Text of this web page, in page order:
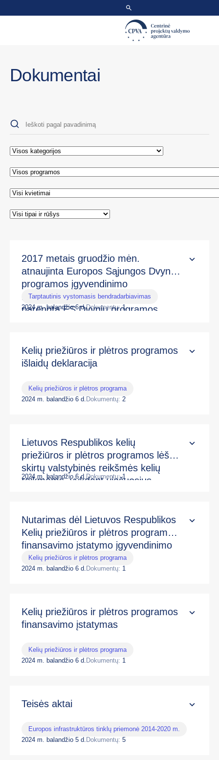
Dokumentai
2017 metais gruodžio mėn.
atnaujinta Europos Sąjungos Dvynių
programos įgyvendinimo
metodologija pagal 2012 m.
parengtą ES Dvynių programos
Tarptautinis vystomasis bendradarbiavimas
2024 m. balandžio 6 d.Dokumentų:1
Kelių priežiūros ir plėtros programos
išlaidų deklaracija
Kelių priežiūros ir plėtros programa
2024 m. balandžio 6 d. Dokumentų: 2
Lietuvos Respublikos kelių
priežiūros ir plėtros programos lėšų,
skirtų valstybinės reikšmės kelių
reikmėms, vykdant viešuosius
rugsėjo 29 d. Lietuvos Respublikos
susisiekimo ministro įsakymu Nr. 3-
582
2024 m. balandžio 6 d. Dokumentų:1
Nutarimas dėl Lietuvos Respublikos
Kelių priežiūros ir plėtros programos
finansavimo įstatymo įgyvendinimo
Kelių priežiūros ir plėtros programa
2024 m. balandžio 6 d. Dokumentų: 1
Kelių priežiūros ir plėtros programos
finansavimo įstatymas
Kelių priežiūros ir plėtros programa
2024 m. balandžio 6 d. Dokumentų: 1
Teisės aktai
Europos infrastruktūros tinklų priemonė 2014-2020 m.
2024 m. balandžio 5 d. Dokumentų: 5